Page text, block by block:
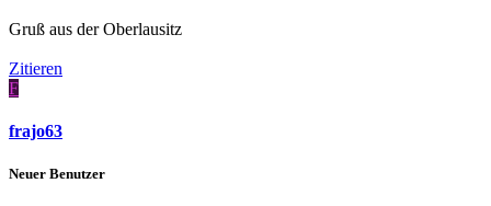
Gruß aus der Oberlausitz
Zitieren
F
frajo63
Neuer Benutzer